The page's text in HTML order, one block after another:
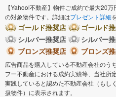
【Yahoo!不動産】物件ご成約で最大20
の対象物件です。詳細はプレゼント詳細
ゴールド推奨店
ゴールド
シルバー推奨店
シルバー
ブロンズ推奨店
ブロンズ
広告商品を購入している不動産会社のう
フー不動産における成約実績等、当社所
実践していると認めた不動産会社（もし
扱物件）に表示されます。